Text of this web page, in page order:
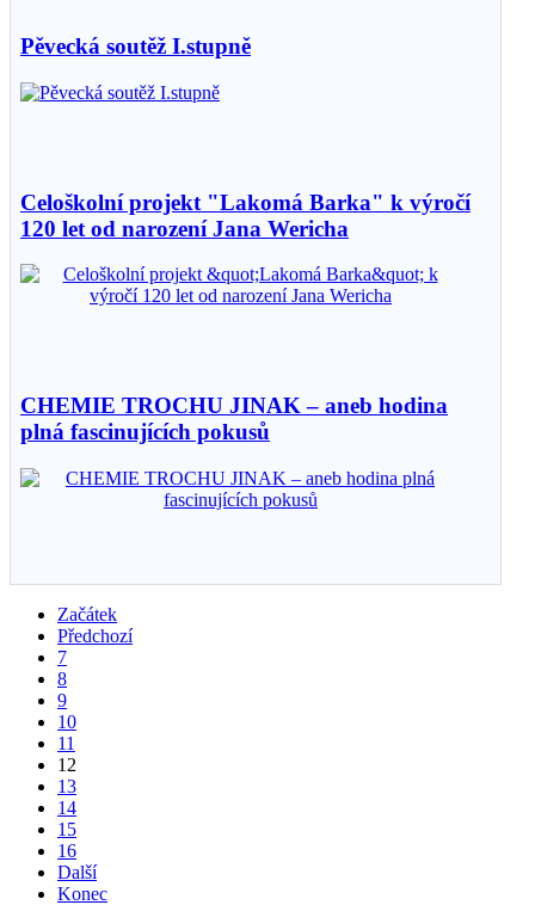
Pěvecká soutěž I.stupně
Celoškolní projekt "Lakomá Barka" k výročí
120 let od narození Jana Wericha
CHEMIE TROCHU JINAK – aneb hodina
plná fascinujících pokusů
Začátek
Předchozí
7
8
9
10
11
12
13
14
15
16
Další
Konec